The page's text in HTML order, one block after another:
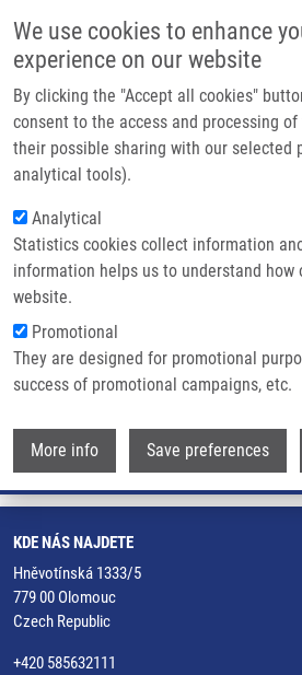
We use cookies to enhance
experience on our website
By clicking the "Accept all cookies"
consent to the access and processing
their possible sharing with our selected
analytical tools).
Analytical
Statistics cookies collect information
information helps us to understand how
website.
Promotional
They are designed for promotional
success of promotional campaigns, etc.
More info Save preferences
Drobečková navigace
Domů Hmotnostní Spektrometrie V
Hmotnostní
diagnostice
Hmotnostní
diagnostice.
KDE NÁS NAJDETE
Hněvotínská 1333/5
779 00 Olomouc
Czech Republic
+420 585632111